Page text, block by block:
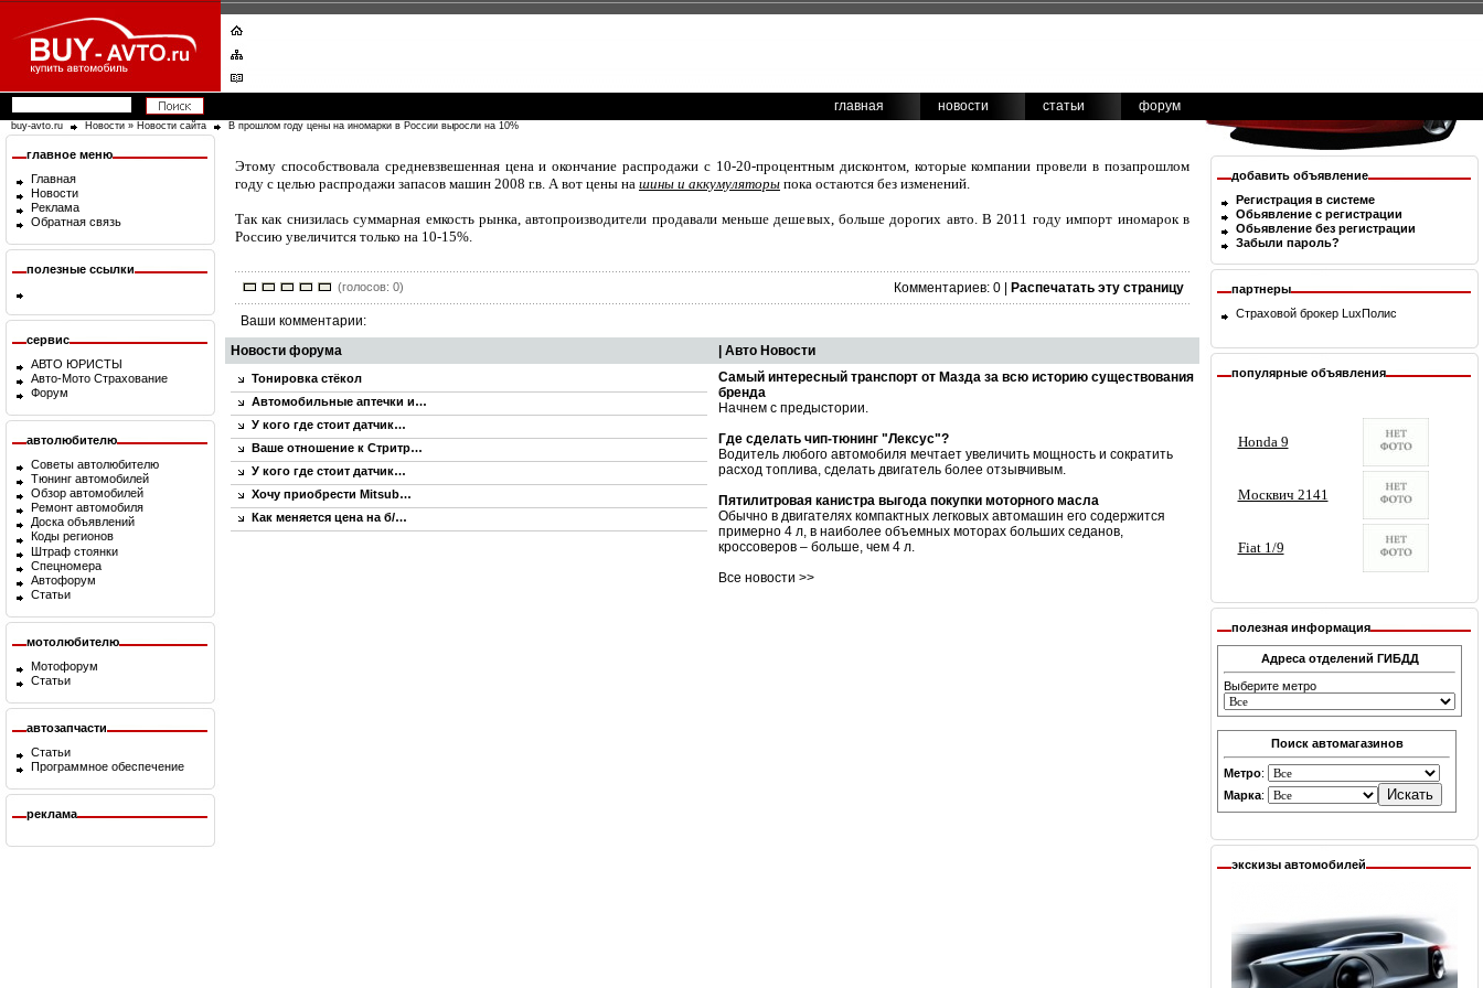
главная новости статьи форум
buy-avto.ru Новости » Новости сайта В прошлом году цены на иномарки в России выросли на 10%
главное меню
Главная
Новости
Реклама
Обратная связь
полезные ссылки
сервис
АВТО ЮРИСТЫ
Авто-Мото Страхование
Форум
автолюбителю
Советы автолюбителю
Тюнинг автомобилей
Обзор автомобилей
Ремонт автомобиля
Доска объявлений
Коды регионов
Штраф стоянки
Спецномера
Автофорум
Статьи
мотолюбителю
Мотофорум
Статьи
автозапчасти
Статьи
Программное обеспечение
реклама
Этому способствовала средневзвешенная цена и окончание распродажи с 10-20-процентным дисконтом, которые компании провели в позапрошлом
году с целью распродажи запасов машин 2008 г.в. А вот цены на шины и аккумуляторы пока остаются без изменений.
Так как снизилась суммарная емкость рынка, автопроизводители продавали меньше дешевых, больше дорогих авто. В 2011 году импорт иномарок в
Россию увеличится только на 10-15%.
(голосов: 0) Комментариев: 0 | Распечатать эту страницу
Ваши комментарии:
Новости форума
| Авто Новости
Тонировка стёкол
Автомобильные аптечки и…
У кого где стоит датчик…
Ваше отношение к Стритр…
У кого где стоит датчик…
Хочу приобрести Mitsub…
Как меняется цена на б/…
Самый интересный транспорт от Мазда за всю историю существования
бренда
Начнем с предыстории.
Где сделать чип-тюнинг "Лексус"?
Водитель любого автомобиля мечтает увеличить мощность и сократить
расход топлива, сделать двигатель более отзывчивым.
Пятилитровая канистра выгода покупки моторного масла
Обычно в двигателях компактных легковых автомашин его содержится
примерно 4 л, в наиболее объемных моторах больших седанов,
кроссоверов – больше, чем 4 л.
Все новости >>
добавить объявление
Регистрация в системе
Обьявление с регистрации
Обьявление без регистрации
Забыли пароль?
партнеры
Страховой брокер LuxПолис
популярные объявления
полезная информация
Адреса отделений ГИБДД
Выберите метро
Поиск автомагазинов
Метро:
Марка:
экскизы автомобилей